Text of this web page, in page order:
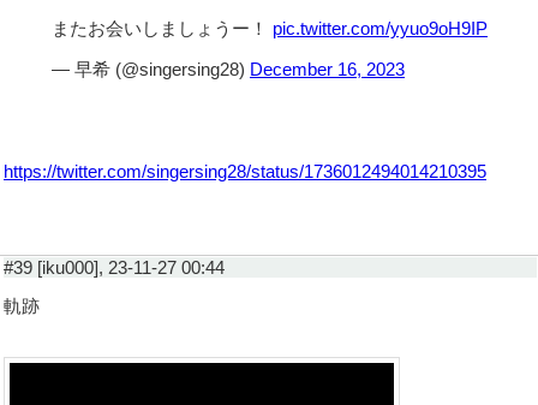
またお会いしましょうー！ pic.twitter.com/yyuo9oH9IP
— 早希 (@singersing28) December 16, 2023
https://twitter.com/singersing28/status/1736012494014210395
#39 [iku000], 23-11-27 00:44
軌跡